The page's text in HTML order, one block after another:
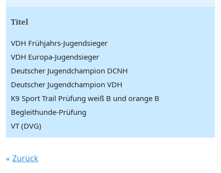
Titel
VDH Frühjahrs-Jugendsieger
VDH Europa-Jugendsieger
Deutscher Jugendchampion DCNH
Deutscher Jugendchampion VDH
K9 Sport Trail Prüfung weiß B und orange B
Begleithunde-Prüfung
VT (DVG)
Zurück